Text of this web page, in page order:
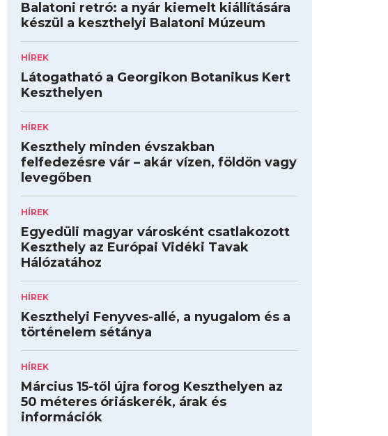
Balatoni retró: a nyár kiemelt kiállítására
készül a keszthelyi Balatoni Múzeum
HÍREK
Látogatható a Georgikon Botanikus Kert
Keszthelyen
HÍREK
Keszthely minden évszakban
felfedezésre vár – akár vízen, földön vagy
levegőben
HÍREK
Egyedüli magyar városként csatlakozott
Keszthely az Európai Vidéki Tavak
Hálózatához
HÍREK
Keszthelyi Fenyves-allé, a nyugalom és a
történelem sétánya
HÍREK
Március 15-től újra forog Keszthelyen az
50 méteres óriáskerék, árak és
információk